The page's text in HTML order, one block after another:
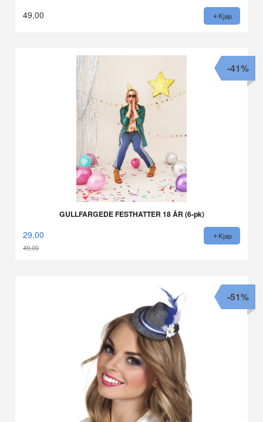
49,00 Kjøp
GULLFARGEDE FESTHATTER 18 ÅR (6-pk)
29,00
49,00
-41%
Kjøp
-51%